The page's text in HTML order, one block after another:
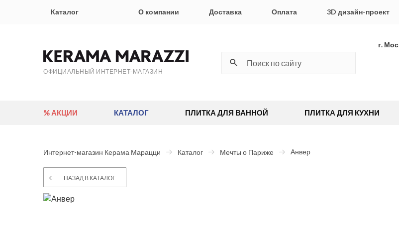
Каталог О компании Доставка Оплата 3D дизайн-проект
ОФИЦИАЛЬНЫЙ ИНТЕРНЕТ-МАГАЗИН
г.
% АКЦИИ КАТАЛОГ ПЛИТКА ДЛЯ ВАННОЙ ПЛИТКА ДЛЯ КУХНИ
Интернет-магазин Керама Марацци Каталог Мечты о Париже Анвер
НАЗАД В КАТАЛОГ